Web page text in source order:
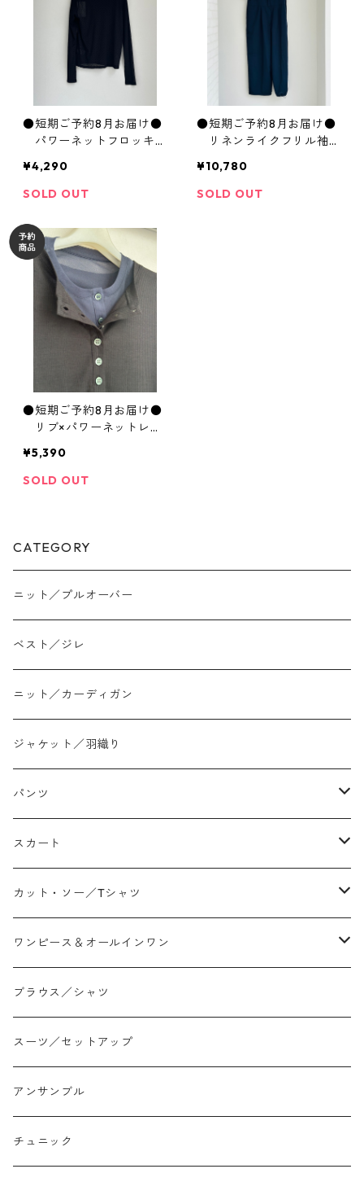
●短期ご予約8月お届け●
パワーネットフロッキー
WTS7103 hunch
¥4,290
SOLD OUT
●短期ご予約8月お届け●
リネンライクフリル袖オ
unch
¥10,780
SOLD OUT
●短期ご予約8月お届け●
リブ×パワーネットレイ
25 hunch
¥5,390
SOLD OUT
CATEGORY
ニット／プルオーバー
ベスト／ジレ
ニット／カーディガン
ジャケット／羽織り
パンツ
テーパード
ワイド
スリム/スキニー
ジョガー
イージーパンツ/履き込み
コクーン/バレル/カーブ
ストレート
スカート
ストレート/タイト
フレア
アシンメトリー/切り替え
プリント柄
チェック
リバーシブル
カット・ソー／Tシャツ
Tシャツ
ロンtee
ノースリーブ
ワンピース＆オールインワン
ワンピース
ジャンスカ
サロペット オールインワン
ブラウス／シャツ
スーツ／セットアップ
アンサンブル
チュニック